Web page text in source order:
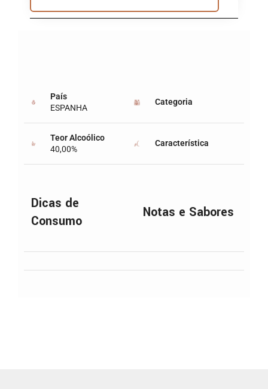
País
ESPANHA
Categoria
Teor Alcoólico
40,00%
Característica
Dicas de
Consumo
Notas e Sabores